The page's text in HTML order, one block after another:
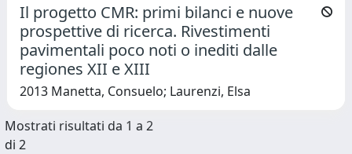
Il progetto CMR: primi bilanci e nuove
prospettive di ricerca. Rivestimenti
pavimentali poco noti o inediti dalle
regiones XII e XIII
2013 Manetta, Consuelo; Laurenzi, Elsa
Mostrati risultati da 1 a 2
di 2